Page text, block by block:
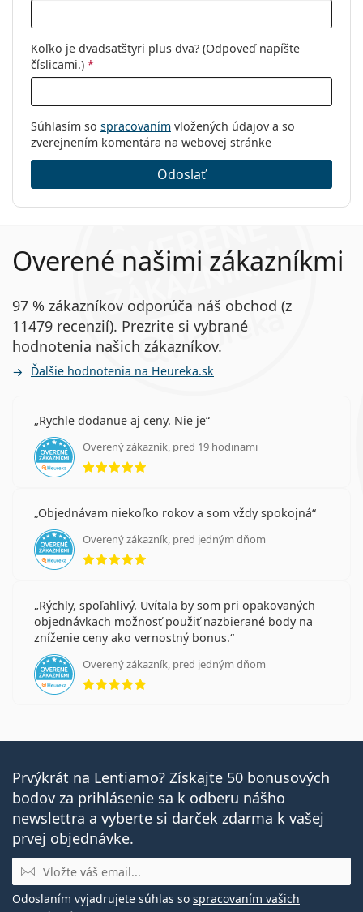
Koľko je dvadsaťštyri plus dva? (Odpoveď napíšte
číslicami.) *
Súhlasím so spracovaním vložených údajov a so
zverejnením komentára na webovej stránke
Odoslať
Overené našimi zákazníkmi
97 % zákazníkov odporúča náš obchod (z
11479 recenzií). Prezrite si vybrané
hodnotenia našich zákazníkov.
Ďalšie hodnotenia na Heureka.sk
Rychle dodanue aj ceny. Nie je
Overený zákazník, pred 19 hodinami
hodnotenie 5 z 5
Objednávam niekoľko rokov a som vždy spokojná
Overený zákazník, pred jedným dňom
hodnotenie 5 z 5
Rýchly, spoľahlivý. Uvítala by som pri opakovaných
objednávkach možnosť použiť nazbierané body na
zníženie ceny ako vernostný bonus.
Overený zákazník, pred jedným dňom
hodnotenie 5 z 5
Prvýkrát na Lentiamo? Získajte 50 bonusových
bodov za prihlásenie sa k odberu nášho
newslettra a vyberte si darček zdarma k vašej
prvej objednávke.
E-mail
Odoslaním vyjadrujete súhlas so spracovaním vašich